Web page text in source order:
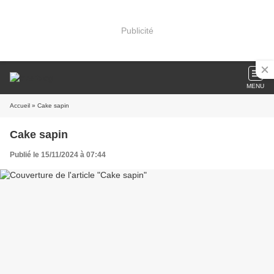
Publicité
MENU
Accueil » Cake sapin
Cake sapin
Publié le 15/11/2024 à 07:44